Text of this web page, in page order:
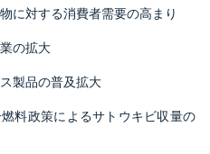
に対する消費者需要の高まり
の拡大
製品の普及拡大
料政策によるサトウキビ収量の